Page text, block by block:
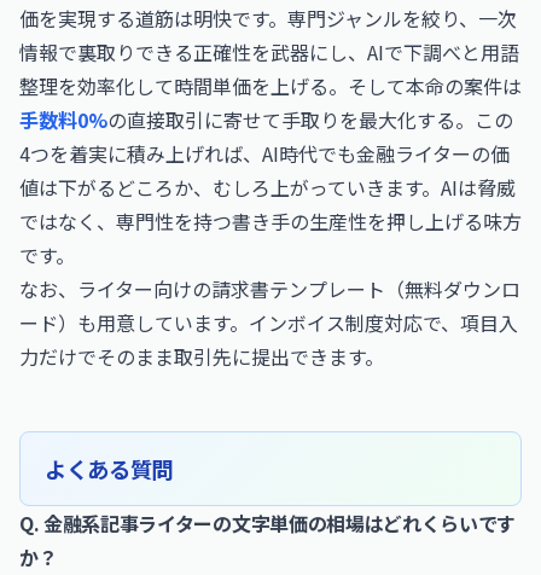
価を実現する道筋は明快です。専門ジャンルを絞り、一次
情報で裏取りできる正確性を武器にし、AIで下調べと用語
整理を効率化して時間単価を上げる。そして本命の案件は
手数料0%の直接取引に寄せて手取りを最大化する。この
4つを着実に積み上げれば、AI時代でも金融ライターの価
値は下がるどころか、むしろ上がっていきます。AIは脅威
ではなく、専門性を持つ書き手の生産性を押し上げる味方
です。
なお、 ライター向けの請求書テンプレート（無料ダウンロ
ード） も用意しています。インボイス制度対応で、項目入
力だけでそのまま取引先に提出できます。
よくある質問
Q. 金融系記事ライターの文字単価の相場はどれくらいです
か？